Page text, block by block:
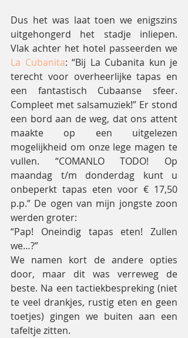
Dus het was laat toen we enigszins
uitgehongerd het stadje inliepen.
La Cubanita: “Bij La Cubanita kun je
terecht voor overheerlijke tapas en
een fantastisch Cubaanse sfeer.
Compleet met salsamuziek!” Er stond
een bord aan de weg, dat ons attent
maakte op een uitgelezen
mogelijkheid om onze lege magen te
vullen. “COMANLO TODO! Op
maandag t/m donderdag kunt u
onbeperkt tapas eten voor € 17,50
p.p.” De ogen van mijn jongste zoon
werden groter:
“Pap! Oneindig tapas eten! Zullen
we…?”
We namen kort de andere opties
door, maar dit was verreweg de
beste. Na een tactiekbespreking (niet
te veel drankjes, rustig eten en geen
toetjes) gingen we buiten aan een
tafeltje zitten.